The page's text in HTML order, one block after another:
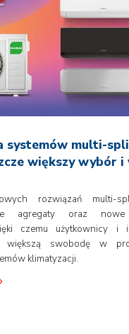
systemów multi-
większy wybór i
rozwiązań multi-
agregaty oraz nowe
czemu użytkownicy i
większą swobodę w
klimatyzacji.